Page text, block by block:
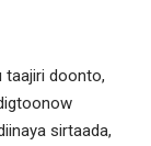
taajiri doonto,
sirtaada,